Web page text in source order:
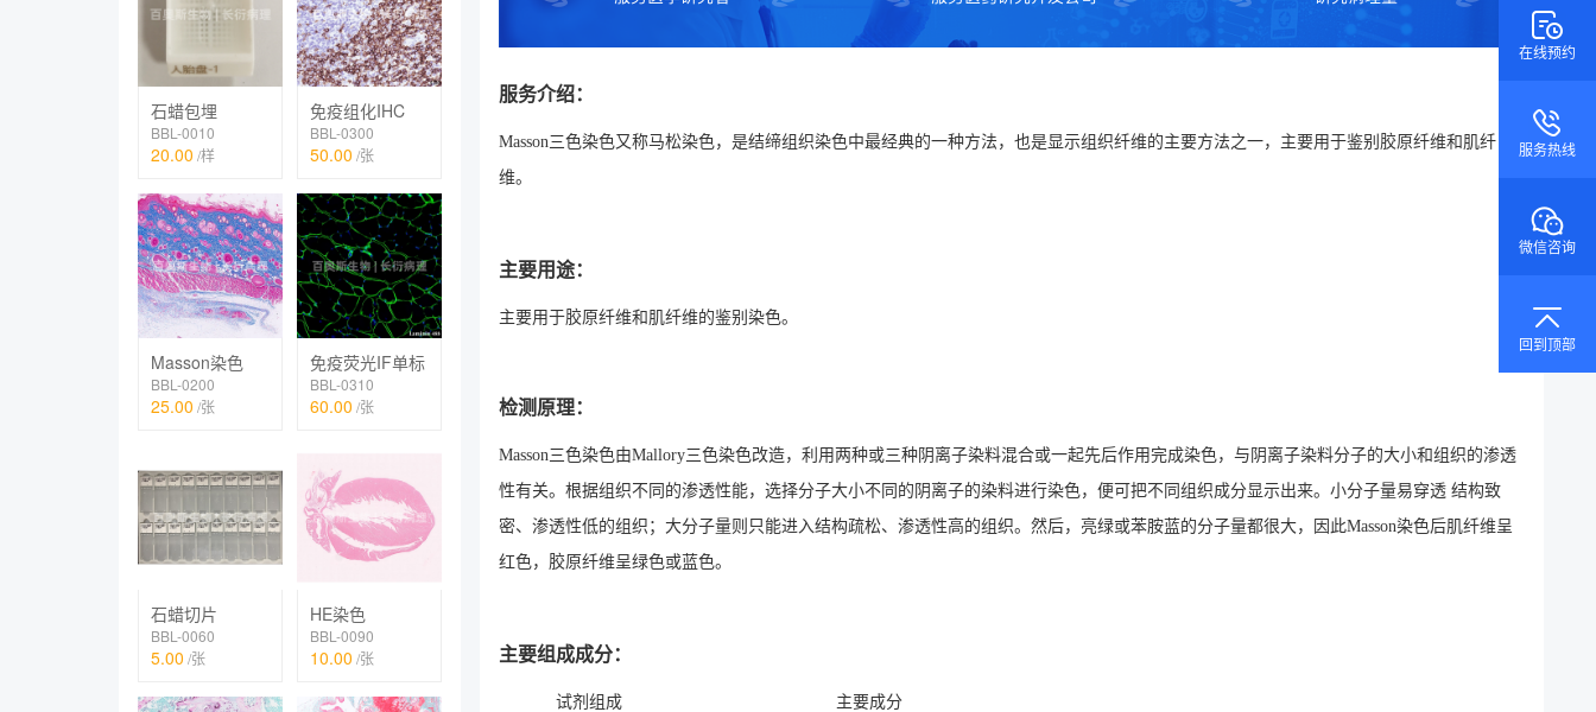
石蜡包埋
BBL-0010
20.00 /样
免疫组化IHC
BBL-0300
50.00 /张
Masson染色
BBL-0200
25.00 /张
免疫荧光IF单标
BBL-0310
60.00 /张
石蜡切片
BBL-0060
5.00 /张
HE染色
BBL-0090
10.00 /张
服务介绍：
Masson三色染色又称马松染色，是结缔组织染色中最经典的一种方法，也是显示组织纤维的主要方法之一，主要用于鉴别胶原纤维和肌纤
维。
主要用途：
主要用于胶原纤维和肌纤维的鉴别染色。
检测原理：
Masson三色染色由Mallory三色染色改造，利用两种或三种阴离子染料混合或一起先后作用完成染色，与阴离子染料分子的大小和组织的渗透
性有关。根据组织不同的渗透性能，选择分子大小不同的阴离子的染料进行染色，便可把不同组织成分显示出来。小分子量易穿透 结构致
密、渗透性低的组织；大分子量则只能进入结构疏松、渗透性高的组织。然后，亮绿或苯胺蓝的分子量都很大，因此Masson染色后肌纤维呈
红色，胶原纤维呈绿色或蓝色。
主要组成成分：
试剂组成 主要成分
在线预约
服务热线
微信咨询
回到顶部